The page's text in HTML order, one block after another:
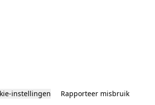
instellingen Rapporteer misbruik